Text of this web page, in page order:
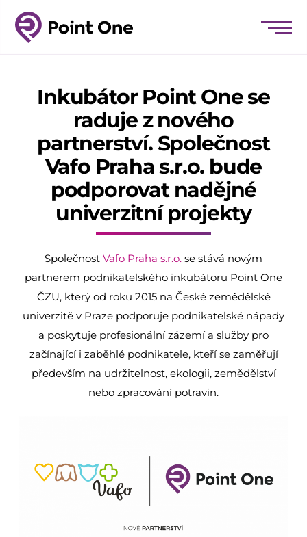
Inkubátor Point One se
raduje z nového
partnerství. Společnost
Vafo Praha s.r.o. bude
podporovat nadějné
univerzitní projekty
Společnost Vafo Praha s.r.o. se stává novým
partnerem podnikatelského inkubátoru Point One
ČZU, který od roku 2015 na České zemědělské
univerzitě v Praze podporuje podnikatelské nápady
a poskytuje profesionální zázemí a služby pro
začínající i zaběhlé podnikatele, kteří se zaměřují
především na udržitelnost, ekologii, zemědělství
nebo zpracování potravin.